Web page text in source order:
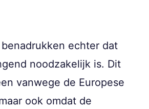
echter dat
noodzakelijk is. Dit
vanwege de Europese
ook omdat de